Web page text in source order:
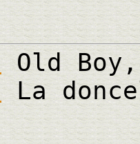
Old Boy,
La